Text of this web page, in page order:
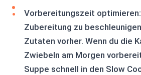
Vorbereitungszeit optimieren:
Zubereitung zu
Zutaten vorher. Wenn du die
Zwiebeln am Morgen
Suppe schnell in den Slow